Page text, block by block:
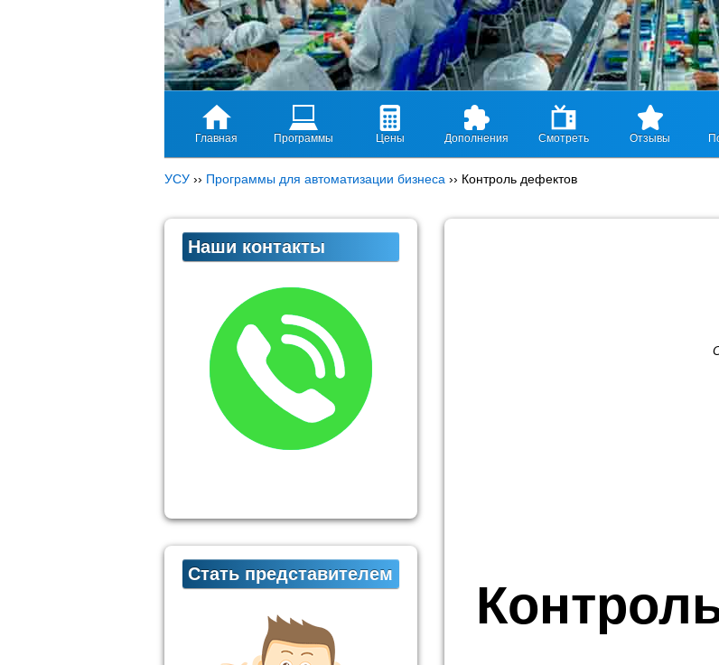
Главная Программы Цены Дополнения Смотреть Отзывы
УСУ ›› Программы для автоматизации бизнеса ›› Контроль дефектов
Наши контакты
Стать представителем